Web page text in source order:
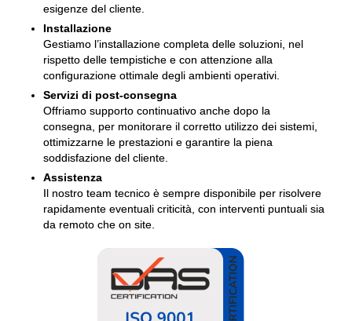
esigenze del cliente.
Installazione
Gestiamo l’installazione completa delle soluzioni, nel
rispetto delle tempistiche e con attenzione alla
configurazione ottimale degli ambienti operativi.
Servizi di post-consegna
Offriamo supporto continuativo anche dopo la
consegna, per monitorare il corretto utilizzo dei sistemi,
ottimizzarne le prestazioni e garantire la piena
soddisfazione del cliente.
Assistenza
Il nostro team tecnico è sempre disponibile per risolvere
rapidamente eventuali criticità, con interventi puntuali sia
da remoto che on site.